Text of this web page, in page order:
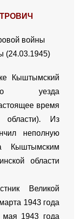
войны
(24.03.1945)
Кыштымский
уезда
время
области). Из
неполную
Кыштымским
области
Великой
1943 года
1943 года